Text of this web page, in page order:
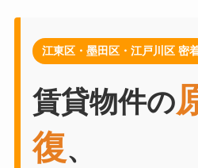
江東区・墨田区・江戸川区 密
賃貸物件の
復、